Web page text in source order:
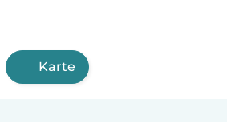
Karte